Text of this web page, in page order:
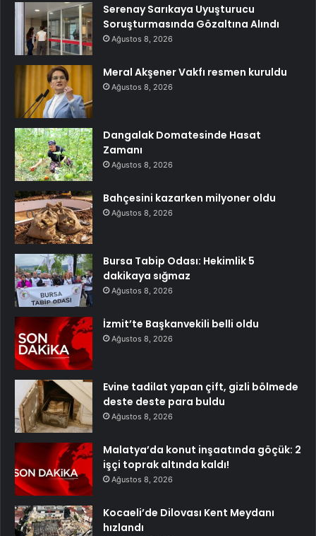
Serenay Sarıkaya Uyuşturucu
Soruşturmasında Gözaltına Alındı
Ağustos 8, 2026
Meral Akşener Vakfı resmen kuruldu
Ağustos 8, 2026
Dangalak Domatesinde Hasat
Zamanı
Ağustos 8, 2026
Bahçesini kazarken milyoner oldu
Ağustos 8, 2026
Bursa Tabip Odası: Hekimlik 5
dakikaya sığmaz
Ağustos 8, 2026
İzmit’te Başkanvekili belli oldu
Ağustos 8, 2026
Evine tadilat yapan çift, gizli bölmede
deste deste para buldu
Ağustos 8, 2026
Malatya’da konut inşaatında göçük: 2
işçi toprak altında kaldı!
Ağustos 8, 2026
Kocaeli’de Dilovası Kent Meydanı
hızlandı